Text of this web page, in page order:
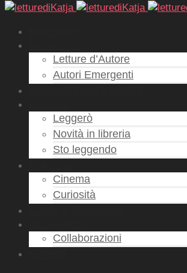
Letture d’Autore
Autori Emergenti
Leggerò
Novità in libreria
Sto leggendo
Cinema
Curiosità
Collaborazioni